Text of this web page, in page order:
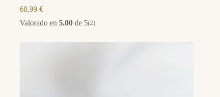
68,99 €
Valorado en 5.00 de 5(2)